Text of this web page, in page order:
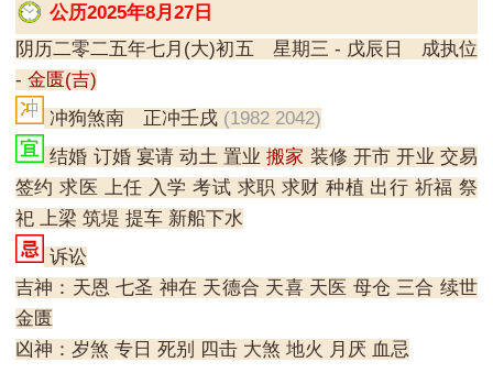
公历2025年8月27日
阴历二零二五年七月(大)初五 星期三 - 戊辰日 成执位
- 金匮(吉)
冲狗煞南 正冲壬戌 (1982 2042)
结婚 订婚 宴请 动土 置业搬家 装修 开市 开业 交易
签约 求医 上任 入学 考试 求职 求财 种植 出行 祈福 祭
祀 上梁 筑堤 提车 新船下水
诉讼
吉神：天恩 七圣 神在 天德合 天喜 天医 母仓 三合 续世
金匮
凶神：岁煞 专日 死别 四击 大煞 地火 月厌 血忌